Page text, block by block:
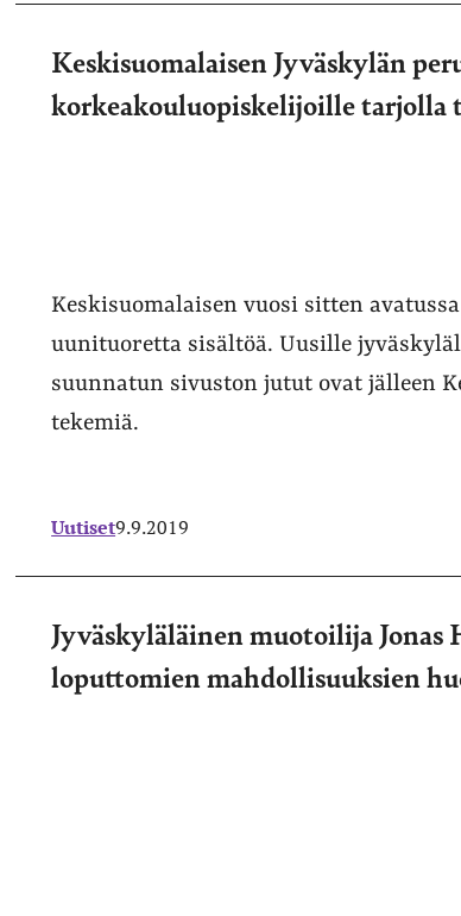
Keskisuomalaisen Jyväskylän
korkeakouluopiskelijoille
Keskisuomalaisen vuosi sitten
uunituoretta sisältöä. Uusille
suunnatun sivuston jutut ovat jälleen
tekemiä.
Uutiset9.9.2019
Jyväskyläläinen muotoilija
loputtomien mahdollisuuksien